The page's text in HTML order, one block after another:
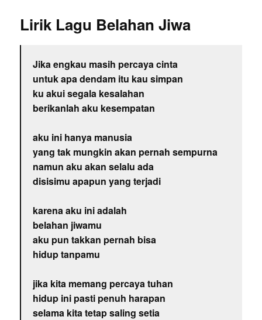
Lirik Lagu Belahan Jiwa
Jika engkau masih percaya cinta
untuk apa dendam itu kau simpan
ku akui segala kesalahan
berikanlah aku kesempatan
aku ini hanya manusia
yang tak mungkin akan pernah sempurna
namun aku akan selalu ada
disisimu apapun yang terjadi
karena aku ini adalah
belahan jiwamu
aku pun takkan pernah bisa
hidup tanpamu
jika kita memang percaya tuhan
hidup ini pasti penuh harapan
selama kita tetap saling setia